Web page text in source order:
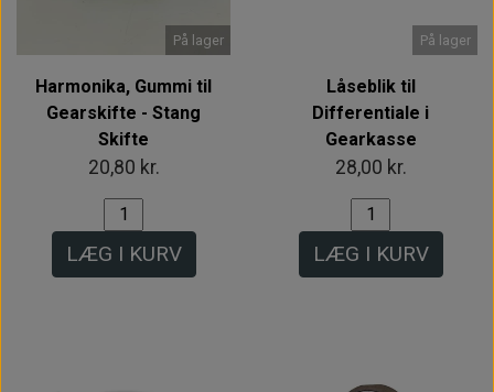
På lager
Harmonika, Gummi til
Gearskifte - Stang
Skifte
20,80 kr.
LÆG I KURV
På lager
Låseblik til
Differentiale i
Gearkasse
28,00 kr.
LÆG I KURV